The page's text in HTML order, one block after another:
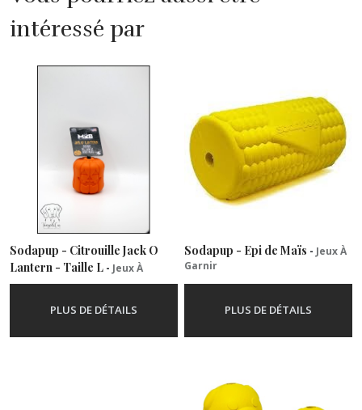
intéressé par
Sodapup - Citrouille Jack O
Lantern - Taille L - Jeux À
Garnir
PLUS DE DÉTAILS
Sodapup - Epi de Maïs - Jeux À
Garnir
PLUS DE DÉTAILS